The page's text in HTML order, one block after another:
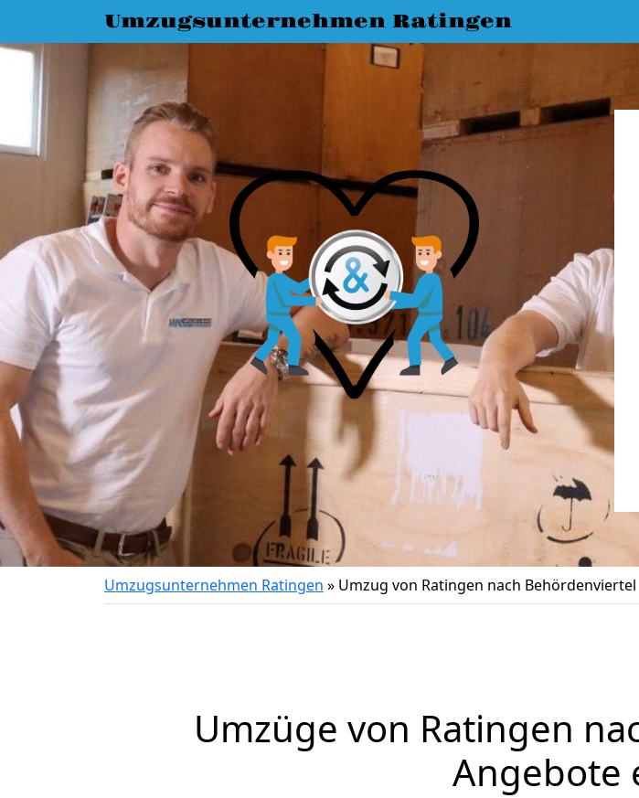
Umzugsunternehmen Ratingen
Umzugsunternehmen Ratingen » Umzug von Ratingen nach Behördenviertel
Umzüge von Ratingen
Angebote